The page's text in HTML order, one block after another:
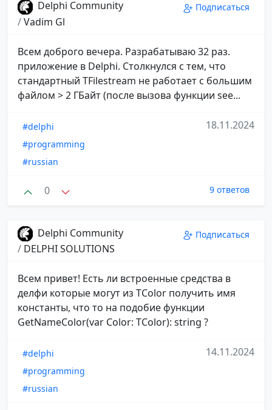
Delphi Community
/Vadim Gl
Подписаться
Всем доброго вечера. Разрабатываю 32 раз.
приложение в Delphi. Столкнулся с тем, что
стандартный TFilestream не работает с большим
файлом > 2 ГБайт (после вызова функции see...
#delphi
#programming
#russian
18.11.2024
0 9 ответов
Delphi Community
/ DELPHI SOLUTIONS
Подписаться
Всем привет! Есть ли встроенные средства в
делфи которые могут из TColor получить имя
константы, что то на подобие функции
GetNameColor(var Color: TColor): string ?
#delphi
#programming
#russian
14.11.2024